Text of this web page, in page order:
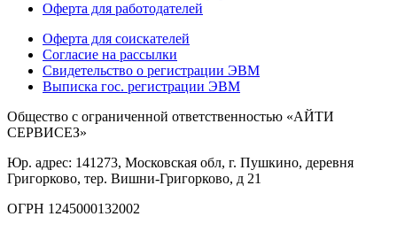
Оферта для работодателей
Оферта для соискателей
Согласие на рассылки
Свидетельство о регистрации ЭВМ
Выписка гос. регистрации ЭВМ
Общество с ограниченной ответственностью «АЙТИ
СЕРВИСЕЗ»
Юр. адрес: 141273, Московская обл, г. Пушкино, деревня
Григорково, тер. Вишни-Григорково, д 21
ОГРН 1245000132002